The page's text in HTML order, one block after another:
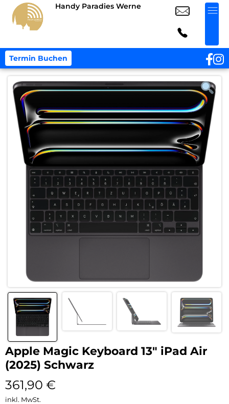
Handy Paradies Werne
Termin Buchen
Apple Magic Keyboard 13″ iPad Air
(2025) Schwarz
361,90 €
inkl. MwSt.